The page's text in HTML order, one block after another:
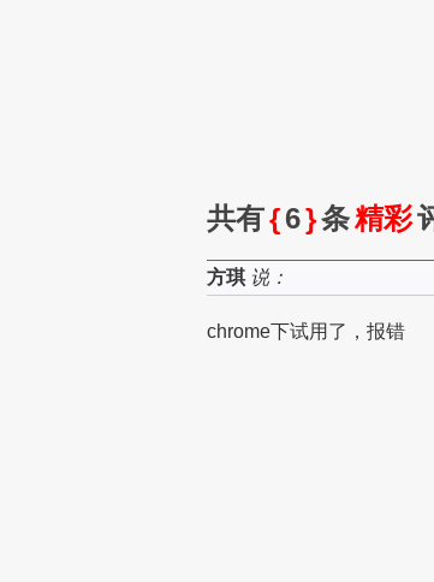
共有{6}条精彩
方琪 说：
chrome下试用了，报错